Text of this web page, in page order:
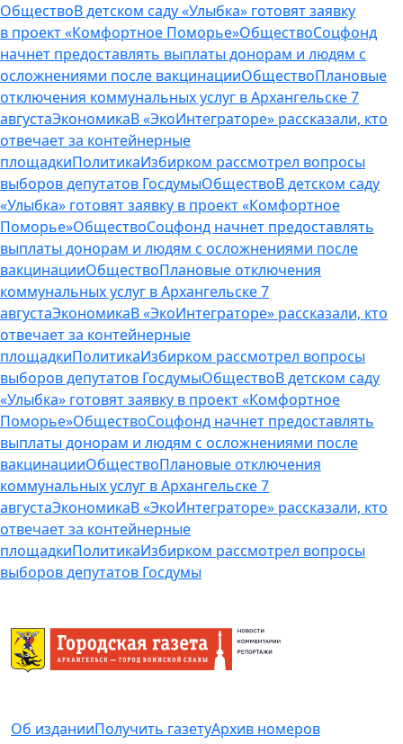
ОбществоВ детском саду «Улыбка» готовят заявку
в проект «Комфортное Поморье»ОбществоСоцфонд
начнет предоставлять выплаты донорам и людям с
осложнениями после вакцинацииОбществоПлановые
отключения коммунальных услуг в Архангельске 7
августаЭкономикаВ «ЭкоИнтеграторе» рассказали, кто
отвечает за контейнерные
площадкиПолитикаИзбирком рассмотрел вопросы
выборов депутатов ГосдумыОбществоВ детском саду
«Улыбка» готовят заявку в проект «Комфортное
Поморье»ОбществоСоцфонд начнет предоставлять
выплаты донорам и людям с осложнениями после
вакцинацииОбществоПлановые отключения
коммунальных услуг в Архангельске 7
августаЭкономикаВ «ЭкоИнтеграторе» рассказали, кто
отвечает за контейнерные
площадкиПолитикаИзбирком рассмотрел вопросы
выборов депутатов ГосдумыОбществоВ детском саду
«Улыбка» готовят заявку в проект «Комфортное
Поморье»ОбществоСоцфонд начнет предоставлять
выплаты донорам и людям с осложнениями после
вакцинацииОбществоПлановые отключения
коммунальных услуг в Архангельске 7
августаЭкономикаВ «ЭкоИнтеграторе» рассказали, кто
отвечает за контейнерные
площадкиПолитикаИзбирком рассмотрел вопросы
выборов депутатов Госдумы
Об изданииПолучить газетуАрхив номеров